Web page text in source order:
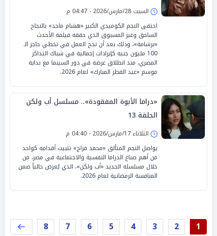
السبت 28/مارس/2026 - 04:47 م
احتفى النجم الكوميدي الكبير «هشام ماجد» بالنجاح
الساحق وغير المسبوق الذي حققه فيلمه الأحدث
«برشامة»، وذلك بعد أن نجح العمل في تخطي حاجز الـ
100 مليون جنيه كإيرادات إجمالية في شباك التذاكر
المصري، منذ انطلاق عرضه في دور السينما مع بداية
موسم «عيد الفطر المبارك» لعام 2026.
«دراما الأبوة المفقودة».. مسلسل أب ولكن
الحلقة 13
الثلاثاء 17/مارس/2026 - 04:40 م
يواصل النجم المتألق «محمد فراج» تثبيت أقدامه كواحد
من أهم صناع الدراما النفسية والاجتماعية في مصر، من
خلال مسلسله الجديد «أب ولكن»، الذي يُعرض حالياً ضمن
المنافسة الرمضانية لعام 2026.
1
2
3
4
5
6
7
8